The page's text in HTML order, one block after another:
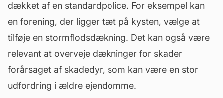
dækket af en standardpolice. For eksempel kan
en forening, der ligger tæt på kysten, vælge at
tilføje en stormflodsdækning. Det kan også være
relevant at overveje dækninger for skader
forårsaget af skadedyr, som kan være en stor
udfordring i ældre ejendomme.